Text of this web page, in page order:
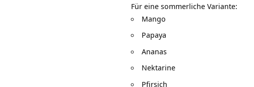
Für eine sommerliche Variante:
Mango
Papaya
Ananas
Nektarine
Pfirsich